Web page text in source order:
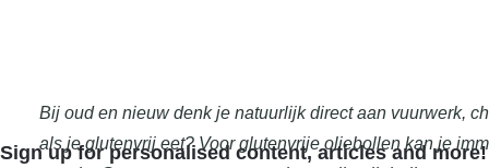
Bij oud en nieuw denk je natuurlijk direct aan vuurwerk,
als je glutenvrij eet? Voor glutenvrije oliebollen kan je
Sign up for personalised content, articles and more!